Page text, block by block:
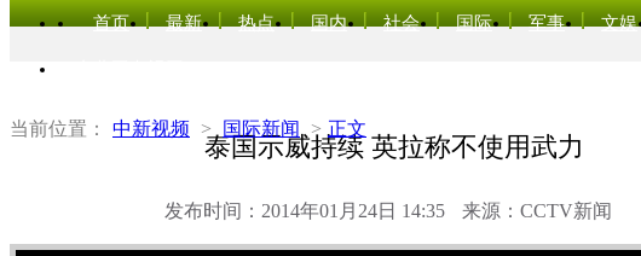
首页 最新 热点 国内 社会 国际 军事 文娱
当前位置： 中新视频 > 国际新闻 > 正文
泰国示威持续 英拉称不使用武力
发布时间：2014年01月24日 14:35 来源：CCTV新闻